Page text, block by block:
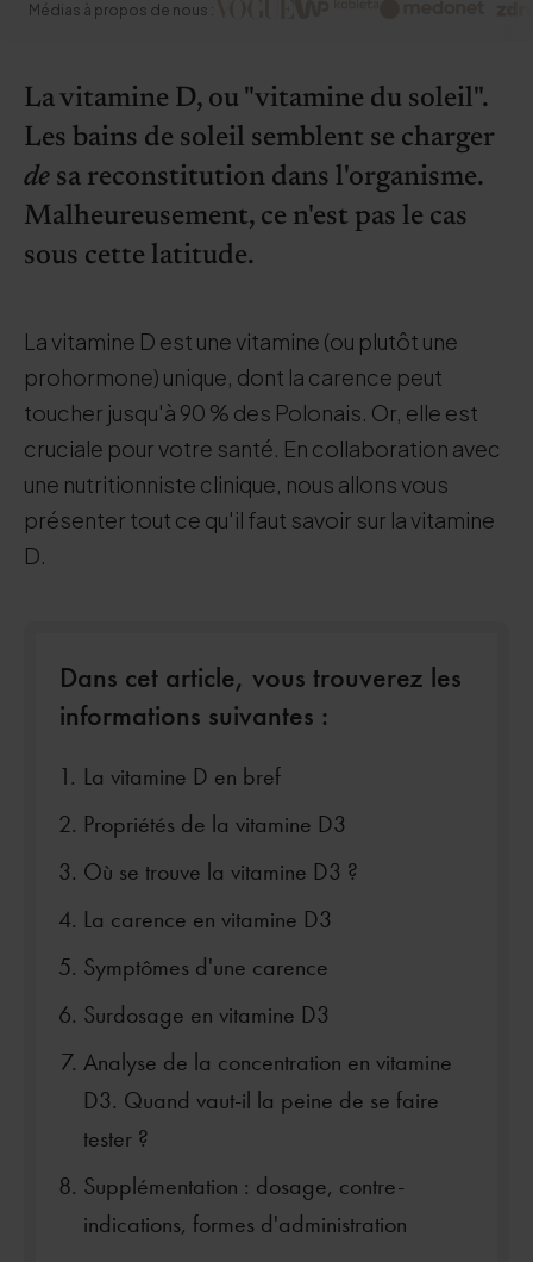
Médias à propos de nous :
La vitamine D, ou "vitamine du soleil".
Les bains de soleil semblent se charger
de sa reconstitution dans l'organisme.
Malheureusement, ce n'est pas le cas
sous cette latitude.
La vitamine D est une vitamine (ou plutôt une
prohormone) unique, dont la carence peut
toucher jusqu'à 90 % des Polonais. Or, elle est
cruciale pour votre santé. En collaboration avec
une nutritionniste clinique, nous allons vous
présenter tout ce qu'il faut savoir sur la vitamine
D.
Dans cet article, vous trouverez les
informations suivantes :
La vitamine D en bref
Propriétés de la vitamine D3
Où se trouve la vitamine D3 ?
La carence en vitamine D3
Symptômes d'une carence
Surdosage en vitamine D3
Analyse de la concentration en vitamine
D3. Quand vaut-il la peine de se faire
tester ?
Supplémentation : dosage, contre-
indications, formes d'administration